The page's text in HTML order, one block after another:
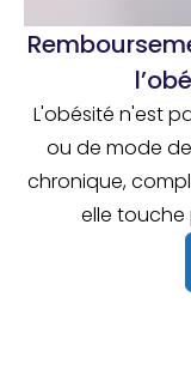
L'obésité n'est
ou de mode
chronique,
elle touche